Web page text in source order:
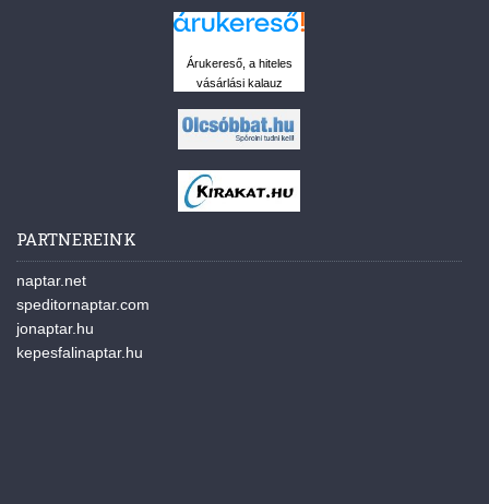
Árukereső, a hiteles
vásárlási kalauz
PARTNEREINK
naptar.net
speditornaptar.com
jonaptar.hu
kepesfalinaptar.hu